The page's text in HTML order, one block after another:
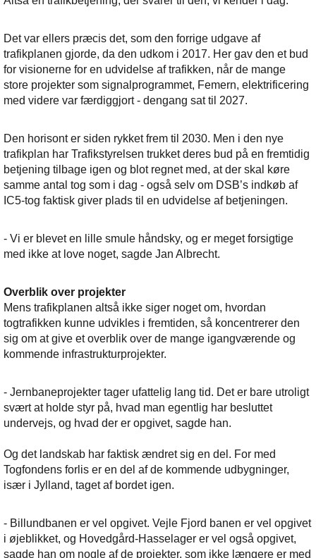
Det var ellers præcis det, som den forrige udgave af
trafikplanen gjorde, da den udkom i 2017. Her gav den et bud
for visionerne for en udvidelse af trafikken, når de mange
store projekter som signalprogrammet, Femern, elektrificering
med videre var færdiggjort - dengang sat til 2027.
Den horisont er siden rykket frem til 2030. Men i den nye
trafikplan har Trafikstyrelsen trukket deres bud på en fremtidig
betjening tilbage igen og blot regnet med, at der skal køre
samme antal tog som i dag - også selv om DSB’s indkøb af
IC5-tog faktisk giver plads til en udvidelse af betjeningen.
- Vi er blevet en lille smule håndsky, og er meget forsigtige
med ikke at love noget, sagde Jan Albrecht.
Overblik over projekter
Mens trafikplanen altså ikke siger noget om, hvordan
togtrafikken kunne udvikles i fremtiden, så koncentrerer den
sig om at give et overblik over de mange igangværende og
kommende infrastrukturprojekter.
- Jernbaneprojekter tager ufattelig lang tid. Det er bare utroligt
svært at holde styr på, hvad man egentlig har besluttet
undervejs, og hvad der er opgivet, sagde han.
Og det landskab har faktisk ændret sig en del. For med
Togfondens forlis er en del af de kommende udbygninger,
især i Jylland, taget af bordet igen.
- Billundbanen er vel opgivet. Vejle Fjord banen er vel opgivet
i øjeblikket, og Hovedgård-Hasselager er vel også opgivet,
sagde han om nogle af de projekter, som ikke længere er med